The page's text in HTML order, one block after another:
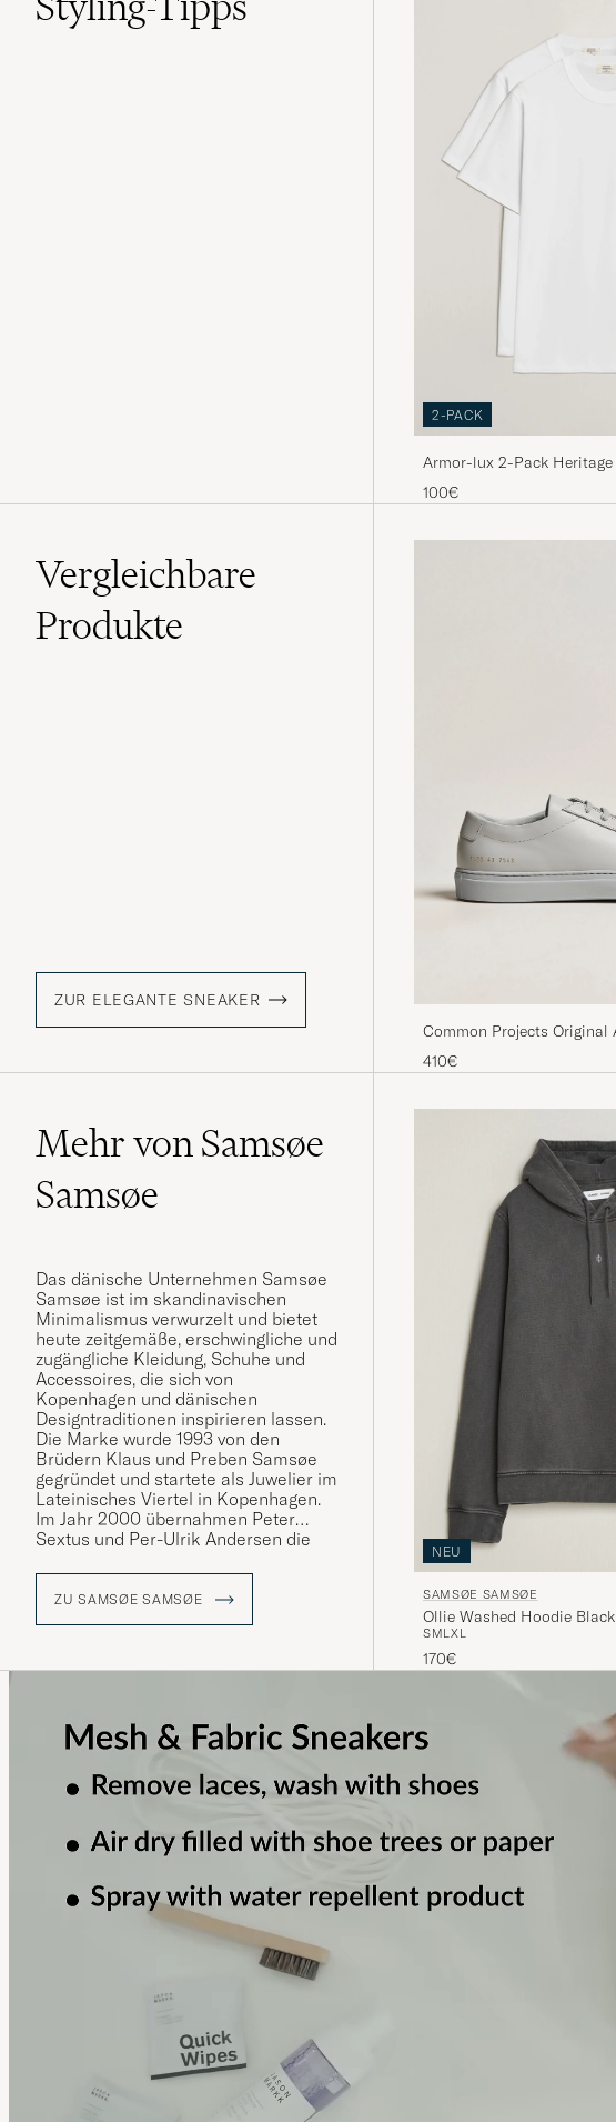
2-PACK
Armor-lux 2-Pack
White/White
100€
Vergleichbare
Produkte
ZUR ELEGANTE SNEAKER
Common Projects Original
410€
Mehr von Samsøe
Samsøe
Das dänische Unternehmen Samsøe
Samsøe ist im skandinavischen
Minimalismus verwurzelt und bietet
heute zeitgemäße, erschwingliche und
zugängliche Kleidung, Schuhe und
Accessoires, die sich von
Kopenhagen und dänischen
Designtraditionen inspirieren lassen.
Die Marke wurde 1993 von den
Brüdern Klaus und Preben Samsøe
gegründet und startete als Juwelier im
Lateinisches Viertel in Kopenhagen.
Im Jahr 2000 übernahmen Peter
Sextus und Per-Ulrik Andersen die
bauten sie in ein internationales
Modehaus um. Samsøe Samsøe
ZU SAMSØE SAMSØE
NEU
SAMSØE SAMSØE
Ollie Washed Hoodie Black
SMLXL
170€